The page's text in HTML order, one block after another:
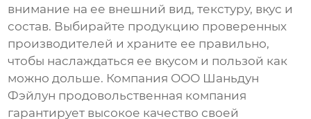
внимание на ее внешний вид, текстуру, вкус и
состав. Выбирайте продукцию проверенных
производителей и храните ее правильно,
чтобы наслаждаться ее вкусом и пользой как
можно дольше. Компания ООО Шаньдун
Фэйлун продовольственная компания
гарантирует высокое качество своей